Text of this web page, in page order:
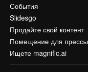
События
Slidesgo
Продайте свой контент
Помещение для прессы
Ищете magnific.ai